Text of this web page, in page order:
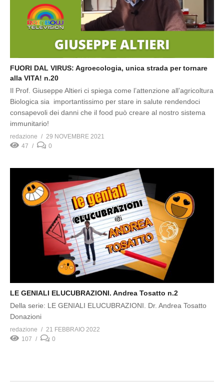
FUORI DAL VIRUS: Agroecologia, unica strada per tornare
alla VITA! n.20
Il Prof. Giuseppe Altieri ci spiega come l’attenzione all’agricoltura
Biologica sia importantissimo per stare in salute rendendoci
consapevoli dei danni che il food può creare al nostro sistema
immunitario!
redazione
29 NOVEMBRE 2021
47
0
LE GENIALI ELUCUBRAZIONI. Andrea Tosatto n.2
Della serie: LE GENIALI ELUCUBRAZIONI. Dr. Andrea Tosatto
Donazioni
redazione
21 FEBBRAIO 2022
107
0